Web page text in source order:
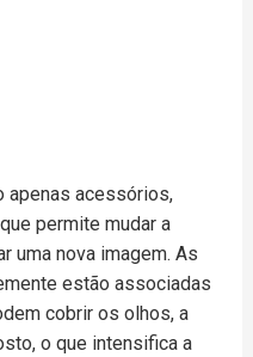
apenas acessórios,
permite mudar a
uma nova imagem. As
estão associadas
cobrir os olhos, a
o que intensifica a